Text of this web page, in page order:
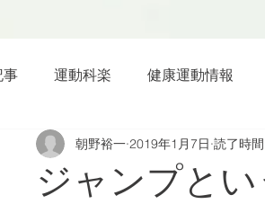
事 運動科楽 健康運動情報
ょっと楽 (Entertainment) な話 雑感
ジャンプと
朝野裕一 2019年1月7日 読了時